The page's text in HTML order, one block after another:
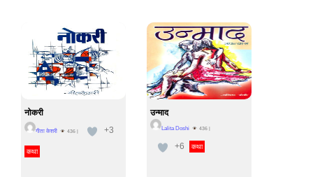
नोकरी
गीता केशरी 436| +3
कथा
उन्माद
Lalita Doshi 436|
+6 कथा